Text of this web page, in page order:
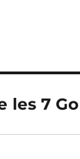
les 7 Go